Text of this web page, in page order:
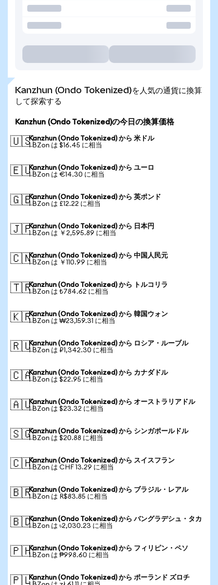
Kanzhun (Ondo Tokenized)を人気の通貨に換算
して探索する
Kanzhun (Ondo Tokenized)の今日の換算価格
🇺🇸Kanzhun (Ondo Tokenized) から 米ドル
1 BZon は $16.45 に相当
🇪🇺Kanzhun (Ondo Tokenized) から ユーロ
1 BZon は €14.30 に相当
🇬🇧Kanzhun (Ondo Tokenized) から 英ポンド
1 BZon は £12.22 に相当
🇯🇵Kanzhun (Ondo Tokenized) から 日本円
1 BZon は ￥2,595.89 に相当
🇨🇳Kanzhun (Ondo Tokenized) から 中国人民元
1 BZon は ￥110.99 に相当
🇹🇷Kanzhun (Ondo Tokenized) から トルコリラ
1 BZon は ₺784.62 に相当
🇰🇷Kanzhun (Ondo Tokenized) から 韓国ウォン
1 BZon は ₩23,159.31 に相当
🇷🇺Kanzhun (Ondo Tokenized) から ロシア・ルーブル
1 BZon は ₽1,342.30 に相当
🇨🇦Kanzhun (Ondo Tokenized) から カナダドル
1 BZon は $22.95 に相当
🇦🇺Kanzhun (Ondo Tokenized) から オーストラリアドル
1 BZon は $23.32 に相当
🇸🇬Kanzhun (Ondo Tokenized) から シンガポールドル
1 BZon は $20.88 に相当
🇨🇭Kanzhun (Ondo Tokenized) から スイスフラン
1 BZon は CHF 13.29 に相当
🇧🇷Kanzhun (Ondo Tokenized) から ブラジル・レアル
1 BZon は R$83.85 に相当
🇧🇩Kanzhun (Ondo Tokenized) から バングラデシュ・タカ
1 BZon は ৳2,030.23 に相当
🇵🇭Kanzhun (Ondo Tokenized) から フィリピン・ペソ
1 BZon は ₱998.60 に相当
🇵🇱Kanzhun (Ondo Tokenized) から ポーランド ズロチ